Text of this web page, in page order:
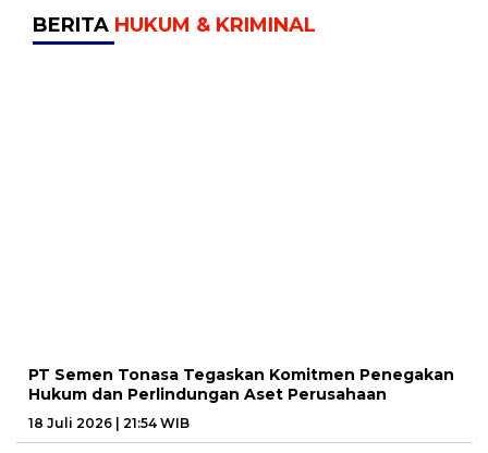
BERITA HUKUM & KRIMINAL
PT Semen Tonasa Tegaskan Komitmen Penegakan
Hukum dan Perlindungan Aset Perusahaan
18 Juli 2026 | 21:54 WIB